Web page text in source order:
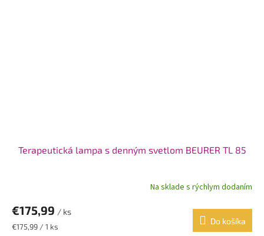
Terapeutická lampa s denným svetlom BEURER TL 85
Na sklade s rýchlym dodaním
€175,99 / ks
Jednotková
€175,99 / 1 ks
Do košíka